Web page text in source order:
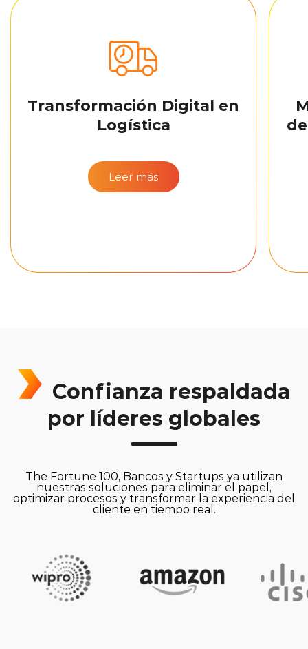
Transformación Digital en
Logística
Leer más
Confianza respaldada
por líderes globales
The Fortune 100, Bancos y Startups ya utilizan
nuestras soluciones para eliminar el papel,
optimizar procesos y transformar la experiencia del
cliente en tiempo real.